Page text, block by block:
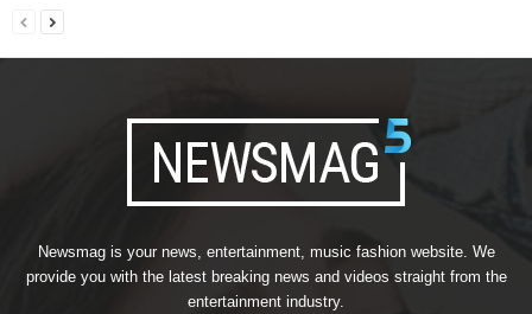
Newsmag is your news, entertainment, music fashion website. We
provide you with the latest breaking news and videos straight from the
entertainment industry.